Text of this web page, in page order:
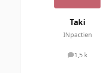
Taki
INpactien
1,5 k
messages